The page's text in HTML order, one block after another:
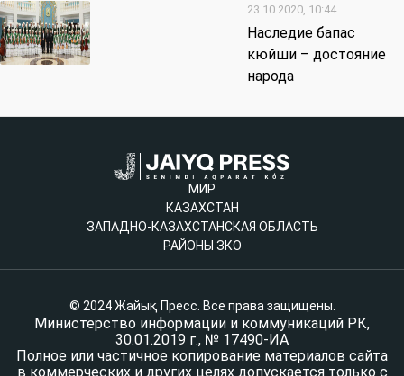
23.10.2020, 10:44
Наследие бапас
кюйши – достояние
народа
МИР
КАЗАХСТАН
ЗАПАДНО-КАЗАХСТАНСКАЯ ОБЛАСТЬ
РАЙОНЫ ЗКО
© 2024 Жайық Пресс. Все права защищены.
Министерство информации и коммуникаций РК,
30.01.2019 г., № 17490-ИА
Полное или частичное копирование материалов сайта
в коммерческих и других целях допускается только с